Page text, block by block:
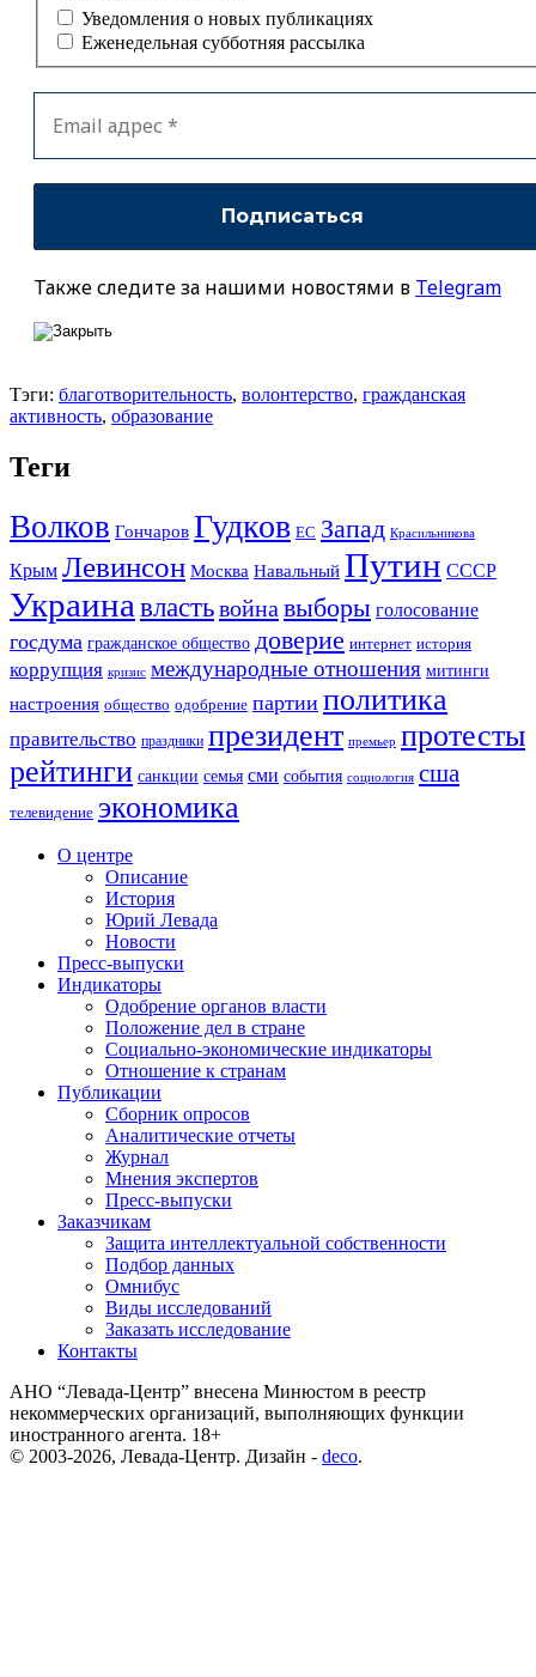
Уведомления о новых публикациях
Еженедельная субботняя рассылка
Также следите за нашими новостями в Telegram
Тэги: благотворительность, волонтерство, гражданская
активность, образование
Теги
Волков Гончаров Гудков ЕС Запад Красильникова
Крым Левинсон Москва Навальный Путин СССР
Украина властьвойна выборы голосование
госдума гражданское общество доверие интернет история
коррупция кризис международные отношения митинги
настроения общество одобрение партии политика
правительство праздники президент премьер протесты
рейтинги санкции семья сми события социология сша
телевидение экономика
О центре
Описание
История
Юрий Левада
Новости
Пресс-выпуски
Индикаторы
Одобрение органов власти
Положение дел в стране
Социально-экономические индикаторы
Отношение к странам
Публикации
Сборник опросов
Аналитические отчеты
Журнал
Мнения экспертов
Пресс-выпуски
Заказчикам
Защита интеллектуальной собственности
Подбор данных
Омнибус
Виды исследований
Заказать исследование
Контакты
АНО “Левада-Центр” внесена Минюстом в реестр
некоммерческих организаций, выполняющих функции
иностранного агента. 18+
© 2003-2026, Левада-Центр. Дизайн - deco.